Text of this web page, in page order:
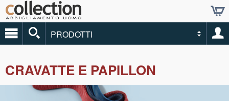
PRODOTTI
CRAVATTE E PAPILLON